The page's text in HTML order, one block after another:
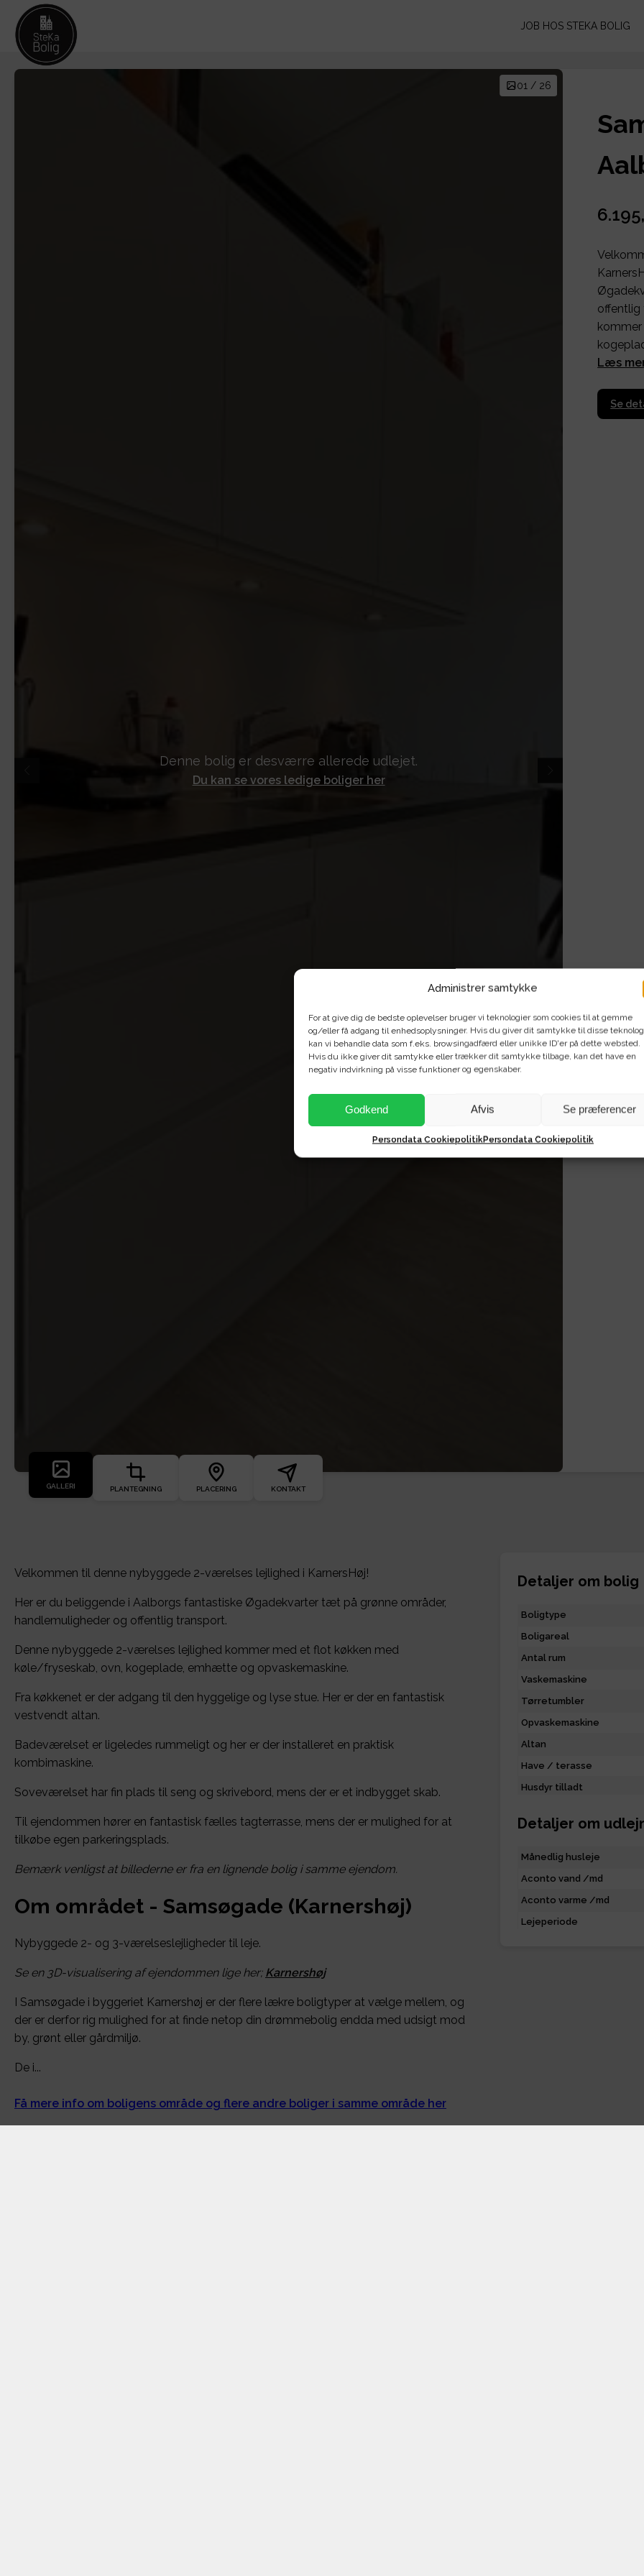
Administrer samtykke
For at give dig de bedste oplevelser bruger vi teknologier som cookies til at gemme
og/eller få adgang til enhedsoplysninger. Hvis du giver dit samtykke til disse
kan vi behandle data som f.eks. browsingadfærd eller unikke ID'er på dette websted.
Hvis du ikke giver dit samtykke eller trækker dit samtykke tilbage, kan det have en
negativ indvirkning på visse funktioner og egenskaber.
Godkend Afvis Se præferencer
Persondata CookiepolitikPersondata Cookiepolitik
JOB HOS STEKA BOLIG
Denne bolig er desværre allerede udlejet.
Du kan se vores ledige boliger her
01 / 26
GALLERI PLANTEGNING PLACERING KONTAKT
offentlig
Læs
Se
Velkommen til denne nybyggede 2-værelses lejlighed i KarnersHøj!
Her er du beliggende i Aalborgs fantastiske Øgadekvarter tæt på grønne områder,
handlemuligheder og offentlig transport.
Denne nybyggede 2-værelses lejlighed kommer med et flot køkken med
køle/fryseskab, ovn, kogeplade, emhætte og opvaskemaskine.
Fra køkkenet er der adgang til den hyggelige og lyse stue. Her er der en fantastisk
vestvendt altan.
Badeværelset er ligeledes rummeligt og her er der installeret en praktisk
kombimaskine.
Soveværelset har fin plads til seng og skrivebord, mens der er et indbygget skab.
Til ejendommen hører en fantastisk fælles tagterrasse, mens der er mulighed for at
tilkøbe egen parkeringsplads.
Bemærk venligst at billederne er fra en lignende bolig i samme ejendom.
Om området - Samsøgade (Karnershøj)
Nybyggede 2- og 3-værelseslejligheder til leje.
Se en 3D-visualisering af ejendommen lige her; Karnershøj
I Samsøgade i byggeriet Karnershøj er der flere lækre boligtyper at vælge mellem, og
der er derfor rig mulighed for at finde netop din drømmebolig endda med udsigt mod
by, grønt eller gårdmiljø.
De i...
Få mere info om boligens område og flere andre boliger i samme område her
Detaljer om bolig
Boligtype
Boligareal
Antal rum
Vaskemaskine
Tørretumbler
Opvaskemaskine
Altan
Have / terasse
Husdyr tilladt
Detaljer om
Månedlig husleje
Aconto vand /md
Aconto varme /md
Lejeperiode